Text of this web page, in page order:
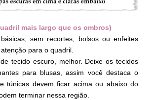
mais largo que os ombros)
sem recortes, bolsos ou enfeites
para o quadril.
tecido escuro, melhor. Deixe os tecidos
para blusas, assim você destaca o
túnicas devem ficar acima ou abaixo do
terminar nessa região.